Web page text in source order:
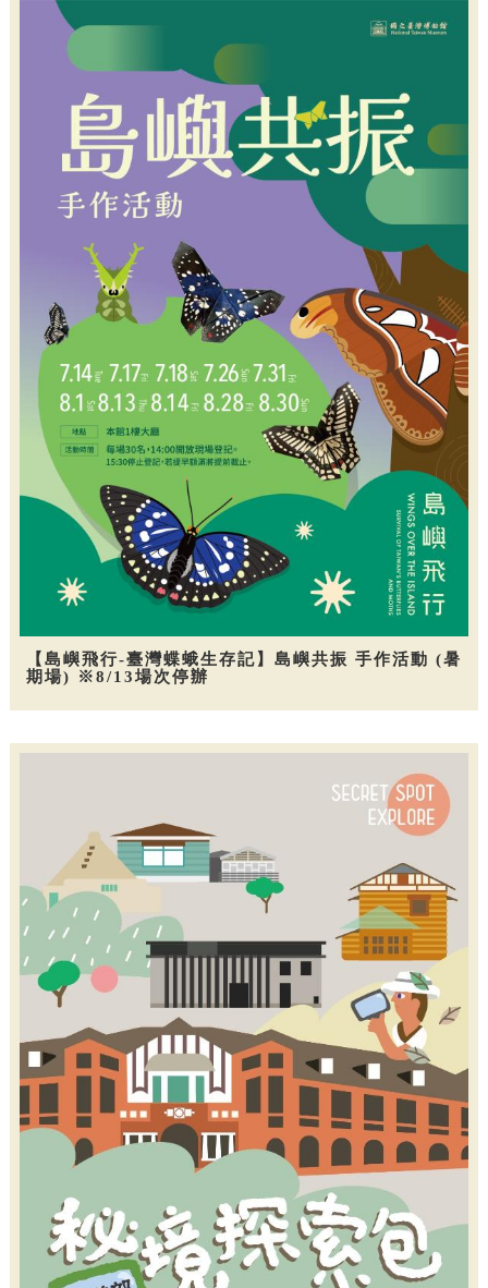
【島嶼飛行-臺灣蝶蛾生存記】島嶼共振 手作活動 (暑
期場) ※8/13場次停辦